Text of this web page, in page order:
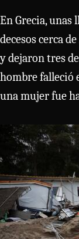
En Grecia, unas
decesos cerca
y dejaron tres
hombre falleció
una mujer fue